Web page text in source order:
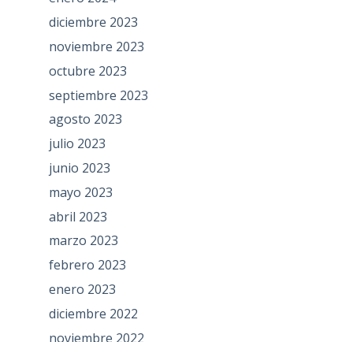
diciembre 2023
noviembre 2023
octubre 2023
septiembre 2023
agosto 2023
julio 2023
junio 2023
mayo 2023
abril 2023
marzo 2023
febrero 2023
enero 2023
diciembre 2022
noviembre 2022